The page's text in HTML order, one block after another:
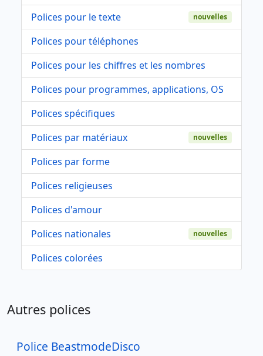
Polices pour le texte
nouvelles
Polices pour téléphones
Polices pour les chiffres et les nombres
Polices pour programmes, applications, OS
Polices spécifiques
Polices par matériaux
nouvelles
Polices par forme
Polices religieuses
Polices d'amour
Polices nationales
nouvelles
Polices colorées
Autres polices
Police BeastmodeDisco